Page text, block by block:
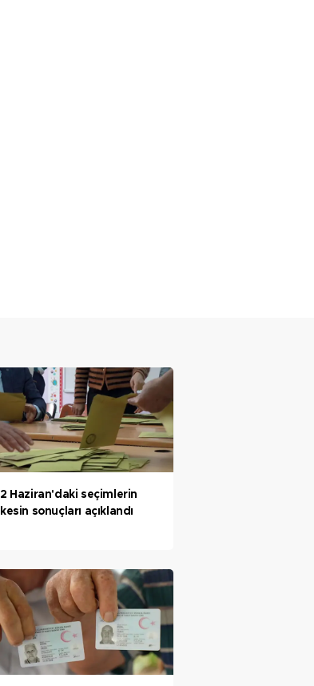
2 Haziran'daki seçimlerin
kesin sonuçları açıklandı